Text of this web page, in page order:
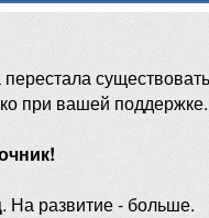
при вашей поддержке.
. На развитие - больше.